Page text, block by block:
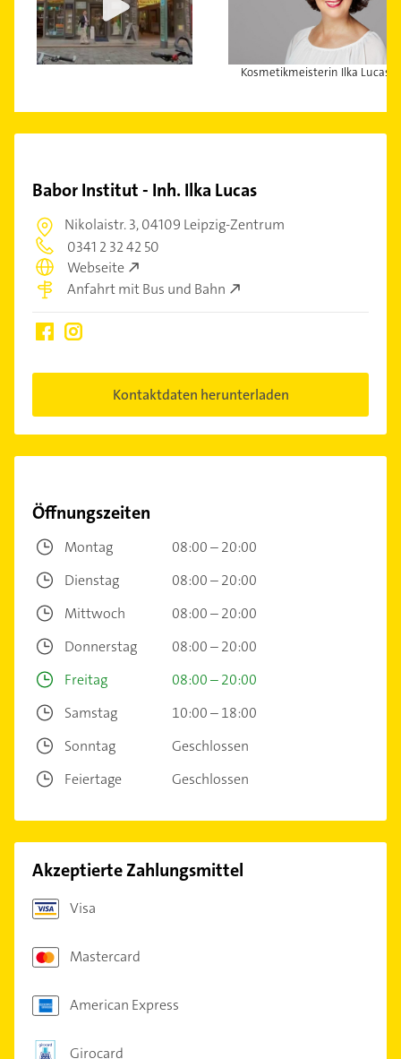
Kosmetikmeisterin Ilka Lucas
Babor Institut - Inh. Ilka Lucas
Nikolaistr. 3,04109 Leipzig-Zentrum
0341 2 32 42 50
Webseite
Anfahrt mit Bus und Bahn
Kontaktdaten herunterladen
Öffnungszeiten
Montag
08:00 – 20:00
Dienstag
08:00 – 20:00
Mittwoch
08:00 – 20:00
Donnerstag
08:00 – 20:00
Freitag
08:00 – 20:00
Samstag
10:00 – 18:00
Sonntag
Geschlossen
Feiertage
Geschlossen
Akzeptierte Zahlungsmittel
Visa
Mastercard
American Express
Girocard